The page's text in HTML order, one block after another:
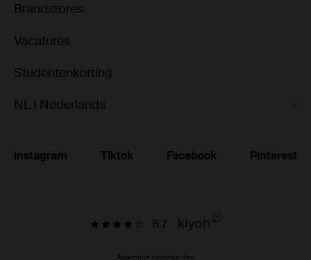
Brandstores
Vacatures
Studentenkorting
NL | Nederlands
Instagram Tiktok Facebook Pinterest
8.7
Algemene voorwaarden